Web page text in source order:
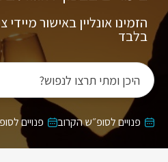
היכן ומתי תרצו לנפוש?
הזמינו אונליין באישור מיידי
בלבד
פנויים לסופ״ש הקרוב פנויים